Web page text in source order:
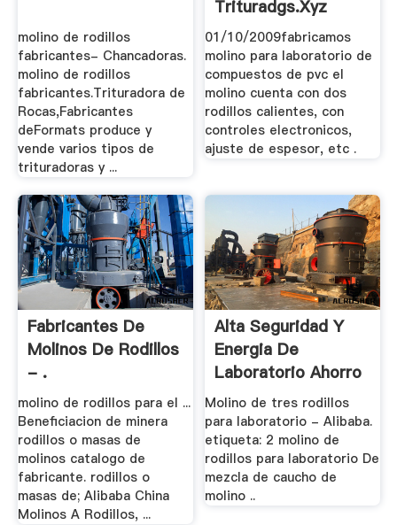
molino de rodillos
fabricantes- Chancadoras.
molino de rodillos
fabricantes.Trituradora de
Rocas,Fabricantes
deFormats produce y
vende varios tipos de
trituradoras y ...
Trituradgs.xyz
01/10/2009fabricamos
molino para laboratorio de
compuestos de pvc el
molino cuenta con dos
rodillos calientes, con
controles electronicos,
ajuste de espesor, etc .
Fabricantes De
Molinos De Rodillos
- .
molino de rodillos para el ...
Beneficiacion de minera
rodillos o masas de
molinos catalogo de
fabricante. rodillos o
masas de; Alibaba China
Molinos A Rodillos, ...
Alta Seguridad Y
Energia De
Laboratorio Ahorro
De .
Molino de tres rodillos
para laboratorio - Alibaba.
etiqueta: 2 molino de
rodillos para laboratorio De
mezcla de caucho de
molino ..